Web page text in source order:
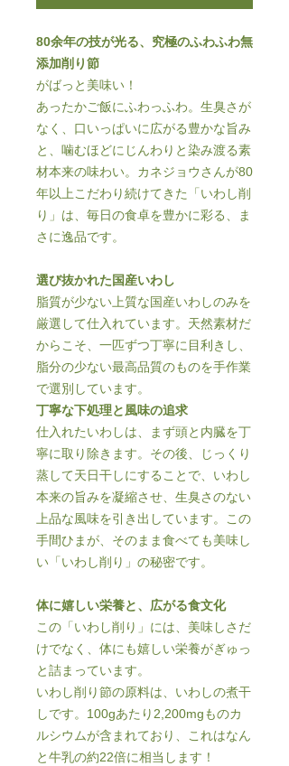
80余年の技が光る、究極のふわふわ無
添加削り節
がばっと美味い！
あったかご飯にふわっふわ。生臭さが
なく、口いっぱいに広がる豊かな旨み
と、噛むほどにじんわりと染み渡る素
材本来の味わい。カネジョウさんが80
年以上こだわり続けてきた「いわし削
り」は、毎日の食卓を豊かに彩る、ま
さに逸品です。
選び抜かれた国産いわし
脂質が少ない上質な国産いわしのみを
厳選して仕入れています。天然素材だ
からこそ、一匹ずつ丁寧に目利きし、
脂分の少ない最高品質のものを手作業
で選別しています。
丁寧な下処理と風味の追求
仕入れたいわしは、まず頭と内臓を丁
寧に取り除きます。その後、じっくり
蒸して天日干しにすることで、いわし
本来の旨みを凝縮させ、生臭さのない
上品な風味を引き出しています。この
手間ひまが、そのまま食べても美味し
い「いわし削り」の秘密です。
体に嬉しい栄養と、広がる食文化
この「いわし削り」には、美味しさだ
けでなく、体にも嬉しい栄養がぎゅっ
と詰まっています。
いわし削り節の原料は、いわしの煮干
しです。100gあたり2,200mgものカ
ルシウムが含まれており、これはなん
と牛乳の約22倍に相当します！